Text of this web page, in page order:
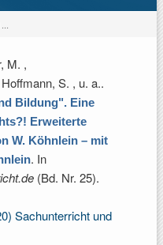
M. ,
S. , u. a..
Bildung". Eine
Erweiterte
W. Köhnlein – mit
. In
(Bd. Nr. 25).
Sachunterricht und